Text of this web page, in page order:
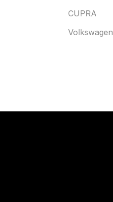
CUPRA
Volkswagen